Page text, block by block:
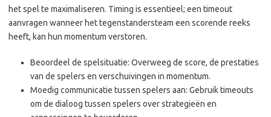
het spel te maximaliseren. Timing is essentieel; een timeout
aanvragen wanneer het tegenstandersteam een scorende reeks
heeft, kan hun momentum verstoren.
Beoordeel de spelsituatie: Overweeg de score, de prestaties
van de spelers en verschuivingen in momentum.
Moedig communicatie tussen spelers aan: Gebruik timeouts
om de dialoog tussen spelers over strategieën en